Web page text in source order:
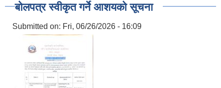
बोलपत्र स्वीकृत गर्ने आशयको सूचना
Submitted on: Fri, 06/26/2026 - 16:09